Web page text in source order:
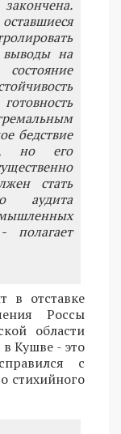
выводы на
бедствие
но его
стать
аудита
полагает
в отставке
Россы
области
в Кушве - это
с
стихийного